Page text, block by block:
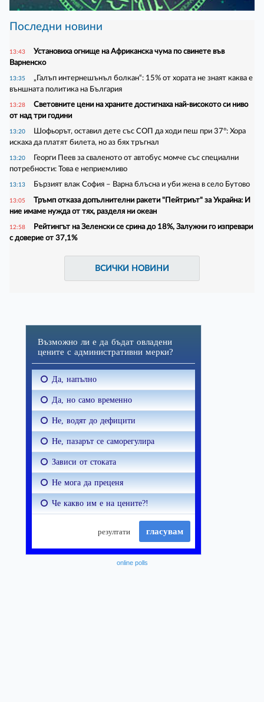
Последни новини
13:43
Установиха огнище на Африканска чума по свинете във
Варненско
13:35
„Галъп интернешънъл болкан“: 15% от хората не знаят каква е
външната политика на България
13:28
Световните цени на храните достигнаха най-високото си ниво
от над три години
13:20
Шофьорът, оставил дете със СОП да ходи пеш при 37°: Хора
искаха да платят билета, но аз бях тръгнал
13:20
Георги Пеев за сваленото от автобус момче със специални
потребности: Това е неприемливо
13:13 Бързият влак София – Варна блъсна и уби жена в село Бутово
13:05
Тръмп отказа допълнителни ракети "Пейтриът" за Украйна: И
ние имаме нужда от тях, разделя ни океан
12:58
Рейтингът на Зеленски се срина до 18%, Залужни го изпревари
с доверие от 37,1%
ВСИЧКИ НОВИНИ
online polls